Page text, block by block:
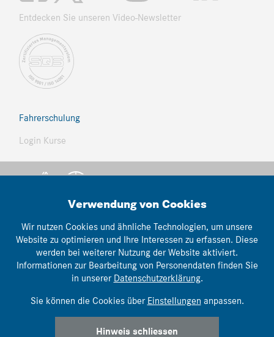
Entdecken Sie unseren Video-Newsletter
Fahrerschulung
Login Kurse
© Thomann Nutzfahrzeuge
webwork:lemonbrain.ch
Verwendung von Cookies
Wir nutzen Cookies und ähnliche Technologien, um unsere
Website zu optimieren und Ihre Interessen zu erfassen. Diese
werden bei weiterer Nutzung der Website aktiviert.
Informationen zur Bearbeitung von Personendaten finden Sie
in unserer Datenschutzerklärung.
Sie können die Cookies über Einstellungen anpassen.
Hinweis schliessen